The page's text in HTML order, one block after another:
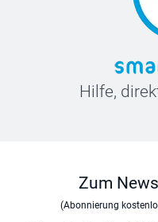
Hilfe,
Zum
(Abonnierung